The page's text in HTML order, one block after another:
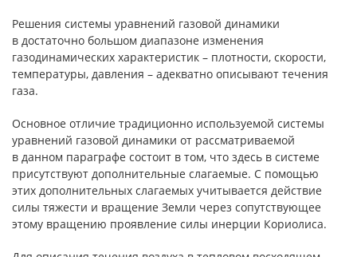
Решения системы уравнений газовой динамики
в достаточно большом диапазоне изменения
газодинамических характеристик – плотности, скорости,
температуры, давления – адекватно описывают течения
газа.
Основное отличие традиционно используемой системы
уравнений газовой динамики от рассматриваемой
в данном параграфе состоит в том, что здесь в системе
присутствуют дополнительные слагаемые. С помощью
этих дополнительных слагаемых учитывается действие
силы тяжести и вращение Земли через сопутствующее
этому вращению проявление силы инерции Кориолиса.